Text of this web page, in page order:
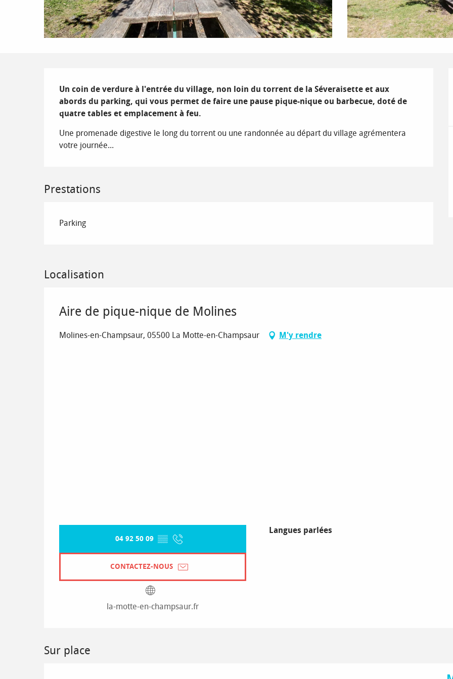
Un coin de verdure à l'entrée du village, non loin du torrent de la Séveraisette et aux
abords du parking, qui vous permet de faire une pause pique-nique ou barbecue, doté de
quatre tables et emplacement à feu.
Une promenade digestive le long du torrent ou une randonnée au départ du village agrémentera
votre journée...
Prestations
Parking
Localisation
Aire de pique-nique de Molines
Molines-en-Champsaur, 05500 La Motte-en-Champsaur
M'y rendre
04 92 50 09 ▒▒
CONTACTEZ-NOUS
la-motte-en-champsaur.fr
Langues parlées
Langues parlées
Sur place